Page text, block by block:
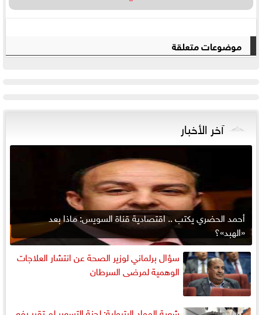
موضوعات متعلقة
آخر الأخبار
أحمد الحضري يكتب .. اقتصادية قناة السويس: ماذا بعد
«الهبد»؟
سؤال برلماني لوزير الصحة عن انتشار العلاجات
الوهمية لمرضى السرطان